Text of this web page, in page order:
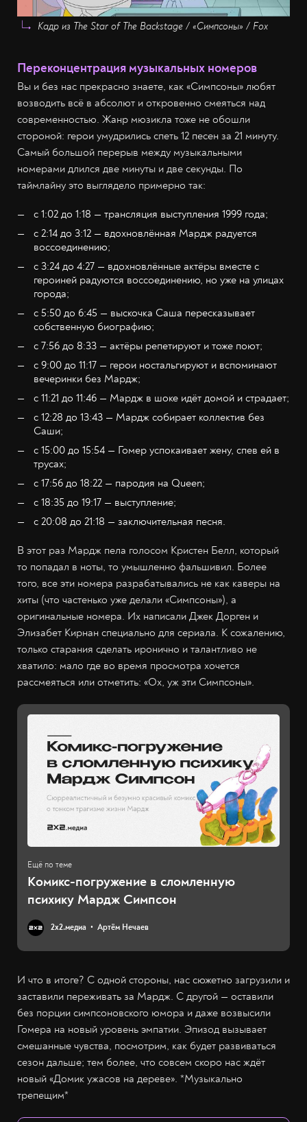
Кадр из The Star of The Backstage / «Симпсоны» / Fox
Переконцентрация музыкальных номеров
Вы и без нас прекрасно знаете, как «Симпсоны» любят
возводить всё в абсолют и откровенно смеяться над
современностью. Жанр мюзикла тоже не обошли
стороной: герои умудрились спеть 12 песен за 21 минуту.
Самый большой перерыв между музыкальными
номерами длился две минуты и две секунды. По
таймлайну это выглядело примерно так:
с 1:02 до 1:18 — трансляция выступления 1999 года;
с 2:14 до 3:12 — вдохновлённая Мардж радуется
воссоединению;
с 3:24 до 4:27 — вдохновлённые актёры вместе с
героиней радуются воссоединению, но уже на улицах
города;
с 5:50 до 6:45 — выскочка Саша пересказывает
собственную биографию;
с 7:56 до 8:33 — актёры репетируют и тоже поют;
с 9:00 до 11:17 — герои ностальгируют и вспоминают
вечеринки без Мардж;
с 11:21 до 11:46 — Мардж в шоке идёт домой и страдает;
с 12:28 до 13:43 — Мардж собирает коллектив без
Саши;
с 15:00 до 15:54 — Гомер успокаивает жену, спев ей в
трусах;
с 17:56 до 18:22 — пародия на Queen;
с 18:35 до 19:17 — выступление;
с 20:08 до 21:18 — заключительная песня.
В этот раз Мардж пела голосом Кристен Белл, который
то попадал в ноты, то умышленно фальшивил. Более
того, все эти номера разрабатывались не как каверы на
хиты (что частенько уже делали «Симпсоны»), а
оригинальные номера. Их написали Джек Дорген и
Элизабет Кирнан специально для сериала. К сожалению,
только старания сделать иронично и талантливо не
хватило: мало где во время просмотра хочется
рассмеяться или отметить: «Ох, уж эти Симпсоны».
Комикс-погружение в сломленную
психику Мардж Симпсон
2х2.медиа Артём Нечаев
И что в итоге? С одной стороны, нас сюжетно загрузили и
заставили переживать за Мардж. С другой — оставили
без порции симпсоновского юмора и даже возвысили
Гомера на новый уровень эмпатии. Эпизод вызывает
смешанные чувства, посмотрим, как будет развиваться
сезон дальше; тем более, что совсем скоро нас ждёт
новый «Домик ужасов на дереве». *Музыкально
трепещим*